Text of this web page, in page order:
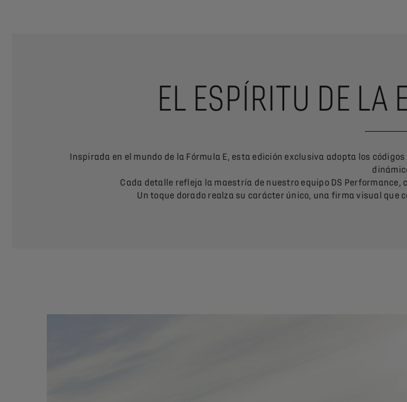
EL ESPÍRITU DE LA
Inspirada en el mundo de la Fórmula E, esta edición exclusiva adopta los
Cada detalle refleja la maestría de nuestro equipo DS
Un toque dorado realza su carácter único, una firma visual